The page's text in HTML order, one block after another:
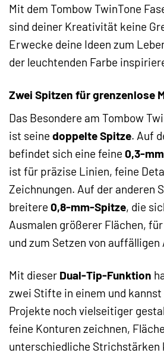
Mit dem Tombow TwinTone
sind deiner Kreativität keine
Erwecke deine Ideen zum
der leuchtenden Farbe
Zwei Spitzen für grenzenlose
Das Besondere am Tombow
ist seine doppelte Spitze. Auf
befindet sich eine feine 0,3-
ist für präzise Linien, feine
Zeichnungen. Auf der anderen
breitere 0,8-mm-Spitze, die
Ausmalen größerer Flächen,
und zum Setzen von
Mit dieser Dual-Tip-Funktion
zwei Stifte in einem und
Projekte noch vielseitiger
feine Konturen zeichnen,
unterschiedliche Strichstärken